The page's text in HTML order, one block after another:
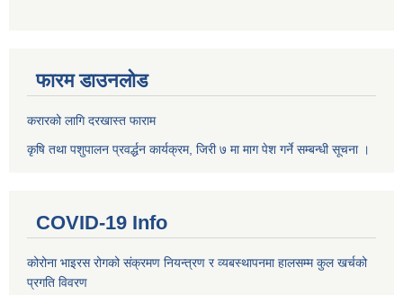
फारम डाउनलोड
करारको लागि दरखास्त फाराम
कृषि तथा पशुपालन प्रवर्द्धन कार्यक्रम, जिरी ७ मा माग पेश गर्ने सम्बन्धी सूचना ।
COVID-19 Info
कोरोना भाइरस रोगको संक्रमण नियन्त्रण र व्यबस्थापनमा हालसम्म कुल खर्चको
प्रगति विवरण